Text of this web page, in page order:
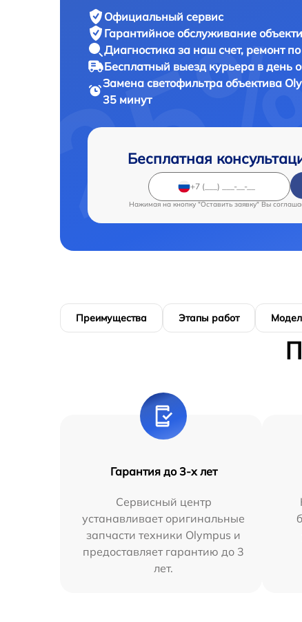
Официальный сервис
Гарантийное обслуживание
Диагностика за наш счет, ремонт
Бесплатный выезд курьера в день
Замена светофильтра объектива
35 минут
Бесплатная
Нажимая на кнопку "Оставить заявку" Вы
Преимущества Этапы работ
Гарантия до 3-х лет
Сервисный центр
устанавливает оригинальные
запчасти техники Olympus и
предоставляет гарантию до 3
лет.